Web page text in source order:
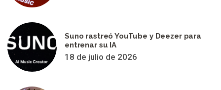
Suno rastreó YouTube y Deezer para
entrenar su IA
18 de julio de 2026